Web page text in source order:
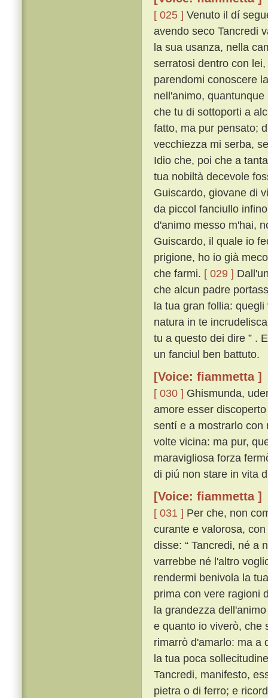
[ 025 ] Venuto il dí
avendo seco Tancredi
la sua usanza, nella
serratosi dentro con
parendomi conoscere
nell'animo,
che tu di sottoporti a
fatto, ma pur pensato;
vecchiezza mi serba,
Idio che, poi che a
tua nobiltà decevole
Guiscardo, giovane di
da piccol fanciullo
d'animo messo m'hai,
Guiscardo, il quale io
prigione, ho io già
che farmi. [ 029 ]
che alcun padre
la tua gran follia:
natura in te
tu a questo dei dire ” .
un fanciul ben battuto.
[Voice: fiammetta ]
[ 030 ] Ghismunda,
amore esser
sentí e a mostrarlo con
volte vicina: ma pur,
maravigliosa forza
di piú non stare in vita
[Voice: fiammetta ]
[ 031 ] Per che, non
curante e valorosa,
disse: “ Tancredi, né a
varrebbe né l'altro
rendermi benivola la
prima con vere ragioni
la grandezza
e quanto io viverò, che
rimarrò d'amarlo: ma a
la tua poca
Tancredi, manifesto,
pietra o di ferro; e